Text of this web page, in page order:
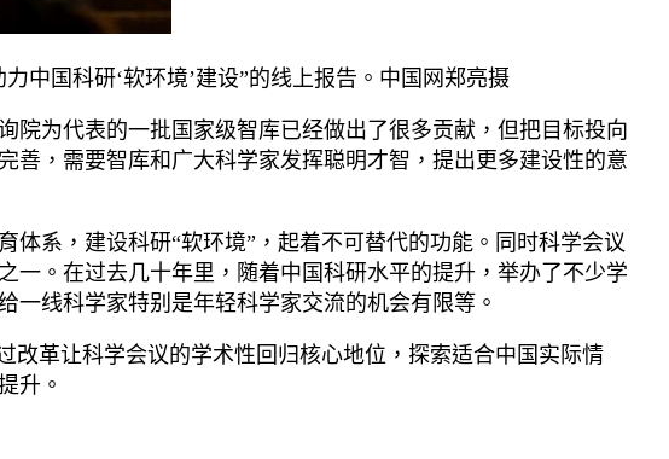
中国科研‘软环境’建设”的线上报告。中国网郑亮摄
院为代表的一批国家级智库已经做出了很多贡献，但把目标投向
善，需要智库和广大科学家发挥聪明才智，提出更多建设性的意
系，建设科研“软环境”，起着不可替代的功能。同时科学会议
一。在过去几十年里，随着中国科研水平的提升，举办了不少学
线科学家特别是年轻科学家交流的机会有限等。
改革让科学会议的学术性回归核心地位，探索适合中国实际情
升。